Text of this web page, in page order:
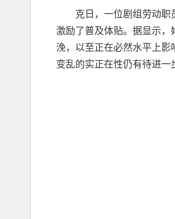
克日，一位剧组劳动职
激励了普及体贴。据显示
浼，以至正在必然水平上
变乱的实正在性仍有待进一